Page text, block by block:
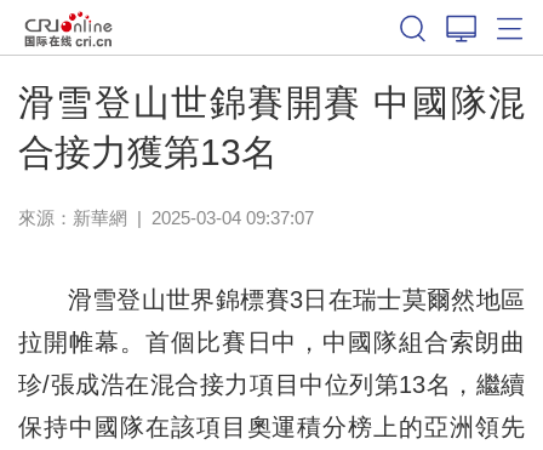
滑雪登山世錦賽開賽 中國隊混
合接力獲第13名
來源：新華網 | 2025-03-04 09:37:07
滑雪登山世界錦標賽3日在瑞士莫爾然地區
拉開帷幕。首個比賽日中，中國隊組合索朗曲
珍/張成浩在混合接力項目中位列第13名，繼續
保持中國隊在該項目奧運積分榜上的亞洲領先